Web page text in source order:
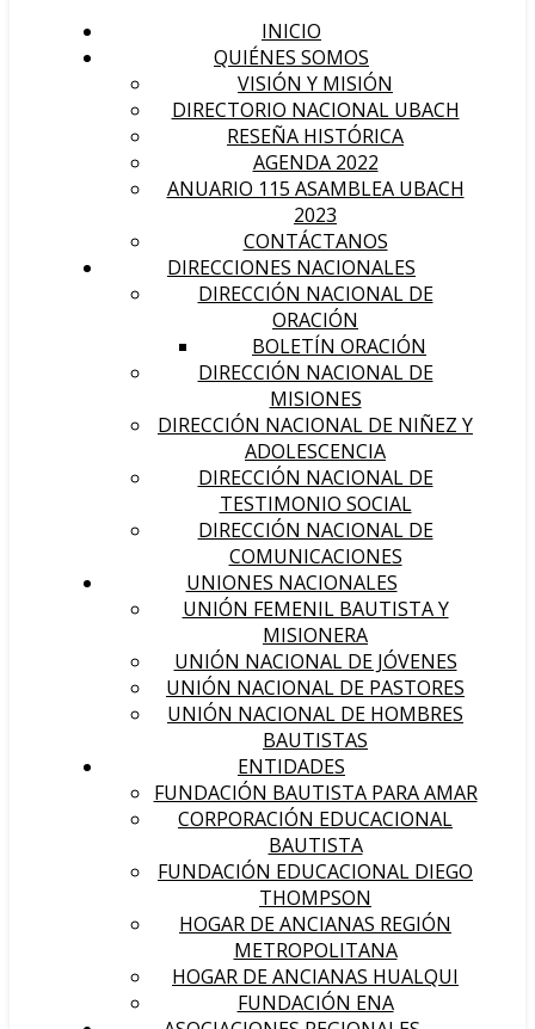
INICIO
QUIÉNES SOMOS
VISIÓN Y MISIÓN
DIRECTORIO NACIONAL UBACH
RESEÑA HISTÓRICA
AGENDA 2022
ANUARIO 115 ASAMBLEA UBACH
2023
CONTÁCTANOS
DIRECCIONES NACIONALES
DIRECCIÓN NACIONAL DE
ORACIÓN
BOLETÍN ORACIÓN
DIRECCIÓN NACIONAL DE
MISIONES
DIRECCIÓN NACIONAL DE NIÑEZ Y
ADOLESCENCIA
DIRECCIÓN NACIONAL DE
TESTIMONIO SOCIAL
DIRECCIÓN NACIONAL DE
COMUNICACIONES
UNIONES NACIONALES
UNIÓN FEMENIL BAUTISTA Y
MISIONERA
UNIÓN NACIONAL DE JÓVENES
UNIÓN NACIONAL DE PASTORES
UNIÓN NACIONAL DE HOMBRES
BAUTISTAS
ENTIDADES
FUNDACIÓN BAUTISTA PARA AMAR
CORPORACIÓN EDUCACIONAL
BAUTISTA
FUNDACIÓN EDUCACIONAL DIEGO
THOMPSON
HOGAR DE ANCIANAS REGIÓN
METROPOLITANA
HOGAR DE ANCIANAS HUALQUI
FUNDACIÓN ENA